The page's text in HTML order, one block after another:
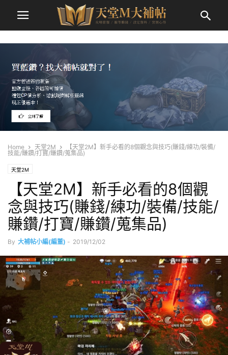
Home 天堂2M
【天堂2M】新手必看的8個觀念與技巧(賺錢/練功/裝備/
技能/賺鑽/打寶/賺鑽/蒐集品)
天堂2M
【天堂2M】新手必看的8個觀
念與技巧(賺錢/練功/裝備/技能/
賺鑽/打寶/賺鑽/蒐集品)
By 大補帖小編(編董) - 2019/12/02